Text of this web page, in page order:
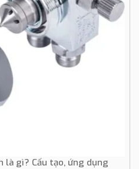
là gì? Cấu tạo, ứng dụng